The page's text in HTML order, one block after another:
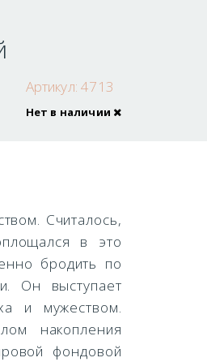
Артикул:4713
Нет в наличии
Считалось,
в это
бродить по
Он выступает
и мужеством.
накопления
фондовой